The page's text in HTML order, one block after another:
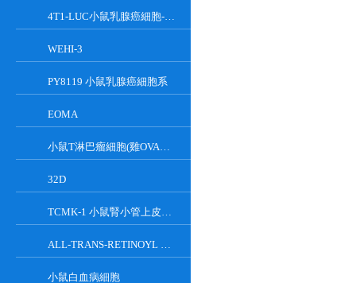
4T1-LUC小鼠乳腺癌細胞-熒光素酶標記
WEHI-3
PY8119 小鼠乳腺癌細胞系
EOMA
小鼠T淋巴瘤細胞(雞OVA基因修飾)
32D
TCMK-1 小鼠腎小管上皮細胞系
ALL-TRANS-RETINOYL B-GLUCURONIDE
小鼠白血病細胞